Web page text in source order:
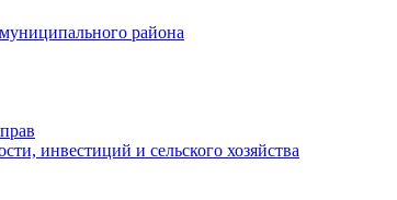
района
инвестиций и сельского хозяйства